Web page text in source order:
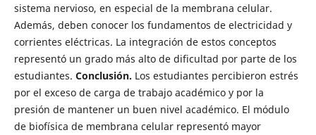
sistema nervioso, en especial de la membrana celular.
Además, deben conocer los fundamentos de electricidad y
corrientes eléctricas. La integración de estos conceptos
representó un grado más alto de dificultad por parte de los
estudiantes. Conclusión. Los estudiantes percibieron estrés
por el exceso de carga de trabajo académico y por la
presión de mantener un buen nivel académico. El módulo
de biofísica de membrana celular representó mayor